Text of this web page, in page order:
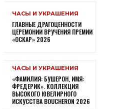
ЧАСЫ И УКРАШЕНИЯ
ГЛАВНЫЕ ДРАГОЦЕННОСТИ
ЦЕРЕМОНИИ ВРУЧЕНИЯ ПРЕМИИ
«ОСКАР» 2026
ЧАСЫ И УКРАШЕНИЯ
«ФАМИЛИЯ: БУШЕРОН, ИМЯ:
ФРЕДЕРИК». КОЛЛЕКЦИЯ
ВЫСОКОГО ЮВЕЛИРНОГО
ИСКУССТВА BOUCHERON 2026